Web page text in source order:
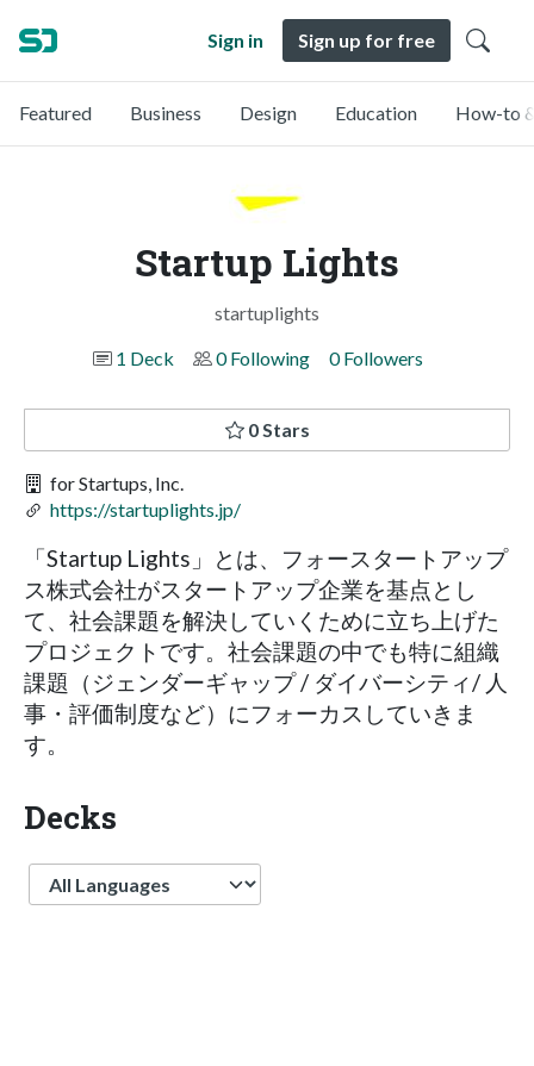
Sign in Sign up for free
Featured Business Design Education How-to
Startup Lights
startuplights
1 Deck
0 Following 0 Followers
0 Stars
for Startups, Inc.
https://startuplights.jp/
「Startup Lights」とは、フォースタートアップ
ス株式会社がスタートアップ企業を基点とし
て、社会課題を解決していくために立ち上げた
プロジェクトです。社会課題の中でも特に組織
課題（ジェンダーギャップ / ダイバーシティ/ 人
事・評価制度など）にフォーカスしていきま
す。
Decks
Language